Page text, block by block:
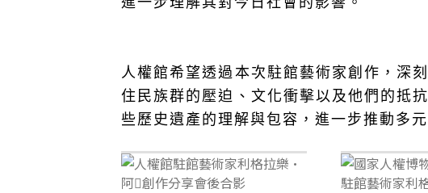
人權館希望透過本次駐館藝術家創作，深
住民族群的壓迫、文化衝擊以及他們的抵
些歷史遺產的理解與包容，進一步推動多元